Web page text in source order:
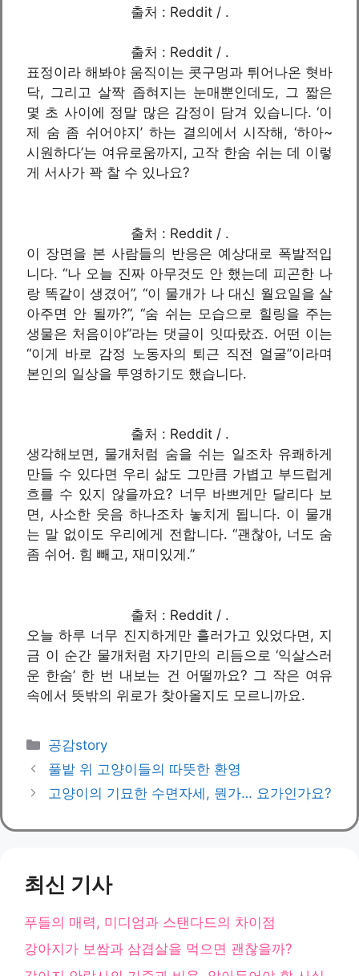
출처 : Reddit / .
출처 : Reddit / .
표정이라 해봐야 움직이는 콧구멍과 튀어나온 혓바
닥, 그리고 살짝 좁혀지는 눈매뿐인데도, 그 짧은
몇 초 사이에 정말 많은 감정이 담겨 있습니다. ‘이
제 숨 좀 쉬어야지’ 하는 결의에서 시작해, ‘하아~
시원하다’는 여유로움까지, 고작 한숨 쉬는 데 이렇
게 서사가 꽉 찰 수 있나요?
출처 : Reddit / .
이 장면을 본 사람들의 반응은 예상대로 폭발적입
니다. “나 오늘 진짜 아무것도 안 했는데 피곤한 나
랑 똑같이 생겼어”, “이 물개가 나 대신 월요일을 살
아주면 안 될까?”, “숨 쉬는 모습으로 힐링을 주는
생물은 처음이야”라는 댓글이 잇따랐죠. 어떤 이는
“이게 바로 감정 노동자의 퇴근 직전 얼굴”이라며
본인의 일상을 투영하기도 했습니다.
출처 : Reddit / .
생각해보면, 물개처럼 숨을 쉬는 일조차 유쾌하게
만들 수 있다면 우리 삶도 그만큼 가볍고 부드럽게
흐를 수 있지 않을까요? 너무 바쁘게만 달리다 보
면, 사소한 웃음 하나조차 놓치게 됩니다. 이 물개
는 말 없이도 우리에게 전합니다. “괜찮아, 너도 숨
좀 쉬어. 힘 빼고, 재미있게.”
출처 : Reddit / .
오늘 하루 너무 진지하게만 흘러가고 있었다면, 지
금 이 순간 물개처럼 자기만의 리듬으로 ‘익살스러
운 한숨’ 한 번 내보는 건 어떨까요? 그 작은 여유
속에서 뜻밖의 위로가 찾아올지도 모르니까요.
카
테
리
공감story
풀밭 위 고양이들의 따뜻한 환영
고양이의 기묘한 수면자세, 뭔가… 요가인가요?
최신 기사
푸들의 매력, 미디엄과 스탠다드의 차이점
강아지가 보쌈과 삼겹살을 먹으면 괜찮을까?